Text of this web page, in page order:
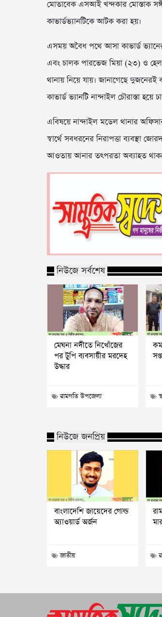
মোতাবেক এসআই খন্দকার মোস্তাক
কাভার্ডভ্যানটিকে আটক করা হয়।
এসময় অবৈধ পথে আসা কাভার্ড
এবং চালক পারভেজ মিয়া (২৩) ও
থানায় নিয়ে যায়। জানাগেছে দুজনেরই
কাভার্ড ভ্যানটি নান্দাইল চৌরাস্তা হয়ে
এবিষয়ে নান্দাইল মডেল থানার
স্বার্থে সবধরনের নিরাপত্তা ব্যবস্থা
আওতায় আনার তৎপরতা অব্যাহত
নিউজে সর্বশেষ
মেঘনা নদীতে নিখোঁজের
পর টুপি ব্যবসায়ীর মরদেহ
উদ্ধার
রামগতি উপজেলা
নিউজে জনপ্রিয়
বাংলাদেশি জায়েদের গোল্ড
অ্যাওয়ার্ড অর্জন
জাতীয়